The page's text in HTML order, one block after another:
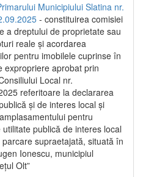
Municipiului Slatina nr.
- constituirea comisiei
a dreptului de proprietate sau
reale și acordarea
pentru imobilele cuprinse în
expropriere aprobat prin
Local nr.
referitoare la declararea
și de interes local și
pentru
utilitate publică de interes local
parcare supraetajată, situată în
Ionescu, municipiul
Olt”